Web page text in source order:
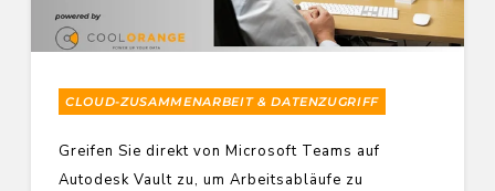
CLOUD-ZUSAMMENARBEIT & DATENZUGRIFF
Greifen Sie direkt von Microsoft Teams auf
Autodesk Vault zu, um Arbeitsabläufe zu